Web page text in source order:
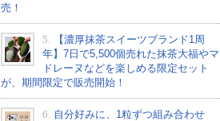
売！
5.
【濃厚抹茶スイーツブランド1周
年】7日で5,500個売れた抹茶大福やマ
ドレーヌなどを楽しめる限定セット
が、期間限定で販売開始！
6. 自分好みに、1粒ずつ組み合わせ